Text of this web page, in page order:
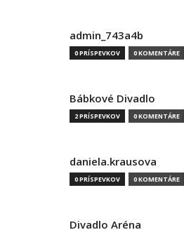
admin_743a4b
0 PRÍSPEVKOV 0 KOMENTÁRE
Bábkové Divadlo
2 PRÍSPEVKOV 0 KOMENTÁRE
daniela.krausova
0 PRÍSPEVKOV 0 KOMENTÁRE
Divadlo Aréna